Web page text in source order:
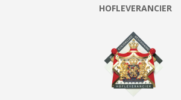
HOFLEVERANCIER